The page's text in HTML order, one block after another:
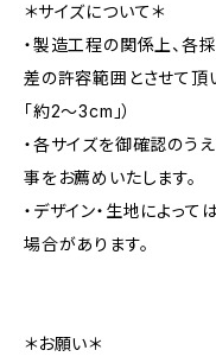
＊サイズについて＊
・製造工程の関係上、各
差の許容範囲とさせて頂
「約2～3cm」）
・各サイズを御確認のう
事をお薦めいたします。
・デザイン・生地によっ
場合があります。
＊お願い＊